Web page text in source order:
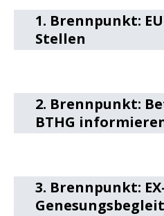
1. Brennpunkt:
Stellen
2. Brennpunkt:
BTHG
3. Brennpunkt: